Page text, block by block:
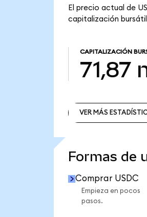
El precio actual de
capitalización
CAPITALIZACIÓN
71,87
VER MÁS
Formas de
Comprar USDC
Empieza en pocos
pasos.